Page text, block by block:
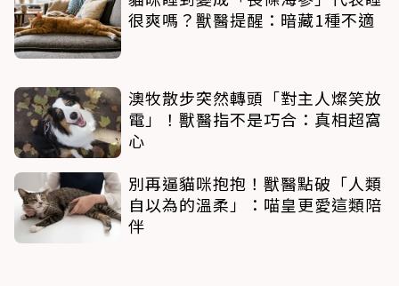
很爽嗎？獸醫提醒：暗藏1種不適
澳牧散步突然轉頭「對主人燦笑放
電」！獸醫指不是巧合：真相超窩
心
別再逼貓咪抱抱！獸醫點破「人類
自以為的溫柔」：喵皇更愛這類陪
伴